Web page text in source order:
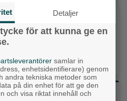
kommer på papper och är helt
i brevlådan och sociala medier.
på om det var val
Detaljer
för att kunna ge en
samlar in
enhetsidentifierare) genom
andra tekniska metoder som
på din enhet för att ge den
och visa riktat innehåll och